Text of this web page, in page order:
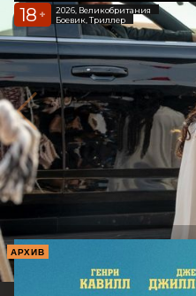
18 +
2026, Великобритания
Боевик, Триллер
АРХИВ